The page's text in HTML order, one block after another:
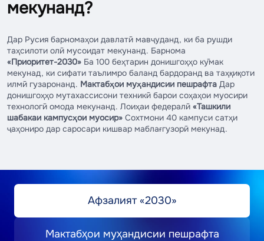
баъд аз специалитет ё магистратура мумкин
аст.
Муҳлати таҳсил:3–4 сол (дар шакли рӯзона).
марказҳои тиббии пешсаф таҳти роҳбарии
табибони амалӣ-устодон амалӣ мешавад.
рӯйи самти мувофиқ мумкин аст.
Муҳлати таҳсил:Аз 2 то 5 сол (вобаста ба
ихтисоси тиббӣ).
санъат, ташаккули омодагӣ ба фаъолияти
Хусусиятҳо:Барномаи нодир барои
мусиқинавозон, коргардонҳо, рассомон ва
хореографҳо. Кори инфиродии пуршиддат
бар маҳорати иҷроӣ ва эҷоди лоиҳаҳои
эҷодӣ таҳти роҳбарии устодони
эътирофшударо дар бар мегирад. Баъд аз
специалитет ё магистратура дастрас аст.
мекунанд?
Дар Русия барномаҳои давлатӣ мавҷуданд, ки ба рушди
таҳсилоти олӣ мусоидат мекунанд. Барнома
«Приоритет-2030» Ба 100 беҳтарин донишгоҳҳо кӯмак
мекунад, ки сифати таълимро баланд бардоранд ва таҳқиқоти
илмӣ гузаронанд. Мактабҳои муҳандисии пешрафта Дар
донишгоҳҳо мутахассисони техникӣ барои соҳаҳои муосири
технологӣ омода мекунанд. Лоиҳаи федералӣ «Ташкили
шабакаи кампусҳои муосир» Сохтмони 40 кампуси сатҳи
ҷаҳониро дар саросари кишвар маблағгузорӣ мекунад.
Афзалият «2030»
Мактабҳои муҳандисии пешрафта